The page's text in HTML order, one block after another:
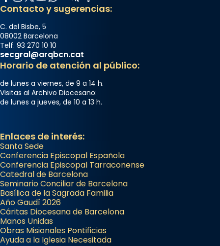
Contacto y sugerencias:
C. del Bisbe, 5
08002 Barcelona
Telf. 93 270 10 10
secgral@arqbcn.cat
Horario de atención al público:
de lunes a viernes, de 9 a 14 h.
Visitas al Archivo Diocesano:
de lunes a jueves, de 10 a 13 h.
Enlaces de interés:
Santa Sede
Conferencia Episcopal Española
Conferencia Episcopal Tarraconense
Catedral de Barcelona
Seminario Conciliar de Barcelona
Basílica de la Sagrada Familia
Año Gaudí 2026
Cáritas Diocesana de Barcelona
Manos Unidas
Obras Misionales Pontificias
Ayuda a la Iglesia Necesitada